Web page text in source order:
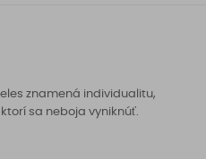
znamená individualitu,
sa neboja vyniknúť.